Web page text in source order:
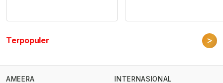
Terpopuler >
AMEERA
INTERNASIONAL